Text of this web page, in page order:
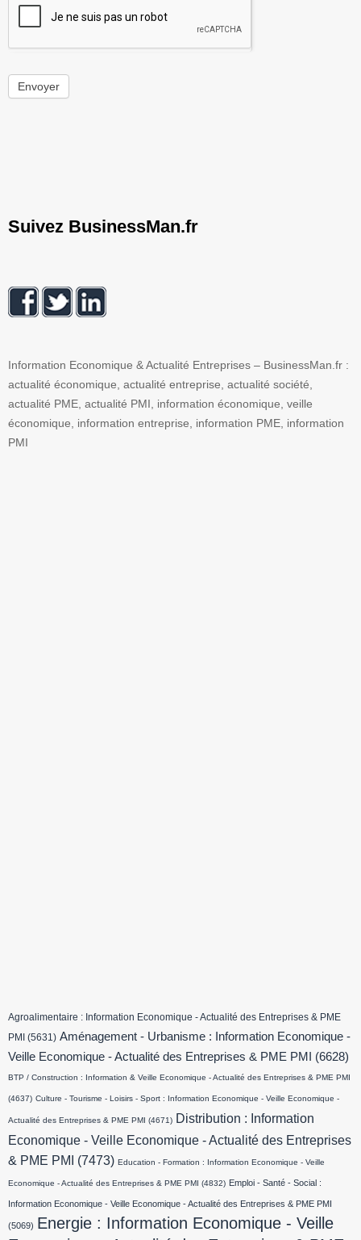
Envoyer
Suivez BusinessMan.fr
Information Economique & Actualité Entreprises – BusinessMan.fr :
actualité économique, actualité entreprise, actualité société,
actualité PME, actualité PMI, information économique, veille
économique, information entreprise, information PME, information
PMI
Agroalimentaire : Information Economique - Actualité des Entreprises & PME
PMI (5631) Aménagement - Urbanisme : Information Economique -
Veille Economique - Actualité des Entreprises & PME PMI
(6628)
BTP / Construction : Information & Veille Economique - Actualité des Entreprises & PME PMI
(4637) Culture - Tourisme - Loisirs - Sport : Information Economique - Veille Economique -
Actualité des Entreprises & PME PMI (4671) Distribution : Information
Economique - Veille Economique - Actualité des Entreprises
& PME PMI
(7473) Education - Formation : Information Economique - Veille
Economique - Actualité des Entreprises & PME PMI (4832) Emploi - Santé - Social :
Information Economique - Veille Economique - Actualité des Entreprises & PME PMI
(5069) Energie : Information Economique - Veille